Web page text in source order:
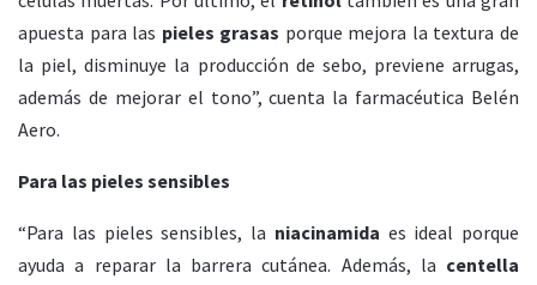
apuesta para las pieles grasas porque mejora la textura de
la piel, disminuye la producción de sebo, previene arrugas,
además de mejorar el tono”, cuenta la farmacéutica Belén
Aero.
Para las pieles sensibles
“Para las pieles sensibles, la niacinamida es ideal porque
ayuda a reparar la barrera cutánea. Además, la centella